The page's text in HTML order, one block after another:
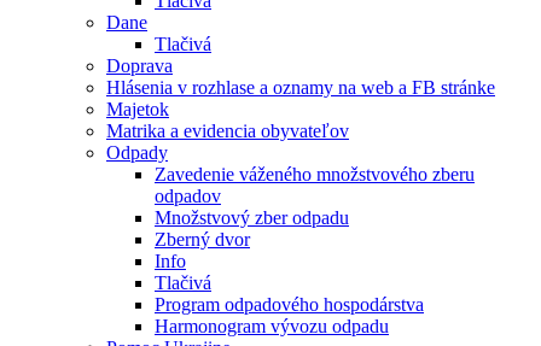
Dane
Tlačivá
Doprava
Hlásenia v rozhlase a oznamy na web a FB stránke
Majetok
Matrika a evidencia obyvateľov
Odpady
Zavedenie váženého množstvového zberu
odpadov
Množstvový zber odpadu
Zberný dvor
Info
Tlačivá
Program odpadového hospodárstva
Harmonogram vývozu odpadu